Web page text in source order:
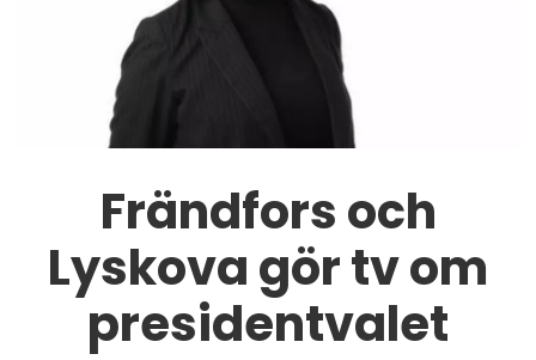
Frändfors och
Lyskova gör tv om
presidentvalet